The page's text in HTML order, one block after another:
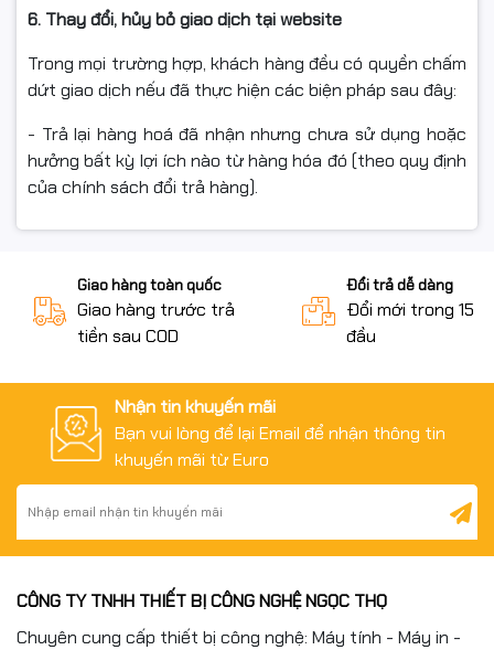
6. Thay đổi, hủy bỏ giao dịch tại website
Trong mọi trường hợp, khách hàng đều có quyền chấm
dứt giao dịch nếu đã thực hiện các biện pháp sau đây:
- Trả lại hàng hoá đã nhận nhưng chưa sử dụng hoặc
hưởng bất kỳ lợi ích nào từ hàng hóa đó (theo quy định
của chính sách đổi trả hàng).
Giao hàng toàn quốc
Giao hàng trước trả
tiền sau COD
Đổi trả dễ dàng
Đổi mới trong 15
đầu
Nhận tin khuyến mãi
Bạn vui lòng để lại Email để nhận thông tin
khuyến mãi từ Euro
CÔNG TY TNHH THIẾT BỊ CÔNG NGHỆ NGỌC THỌ
Chuyên cung cấp thiết bị công nghệ: Máy tính - Máy in -